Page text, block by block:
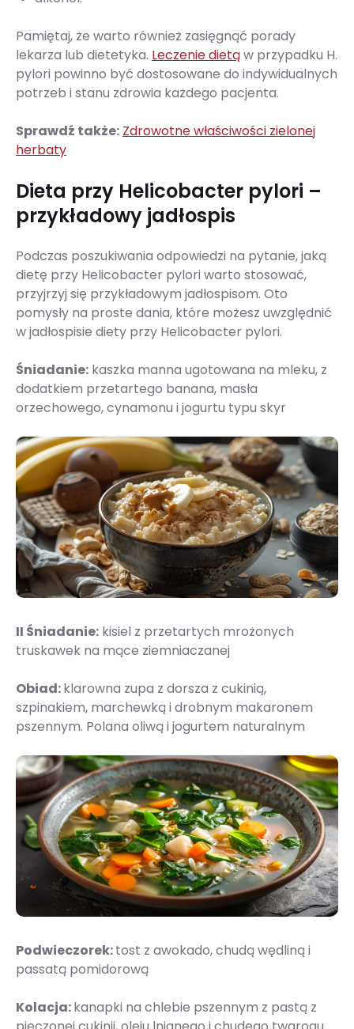
Pamiętaj, że warto również zasięgnąć porady
lekarza lub dietetyka. Leczenie dietąw przypadku H.
pylori powinno być dostosowane do indywidualnych
potrzeb i stanu zdrowia każdego pacjenta.
Sprawdź także: Zdrowotne właściwości zielonej
herbaty
Dieta przy Helicobacter pylori –
przykładowy jadłospis
Podczas poszukiwania odpowiedzi na pytanie, jaką
dietę przy Helicobacter pylori warto stosować,
przyjrzyj się przykładowym jadłospisom. Oto
pomysły na proste dania, które możesz uwzględnić
w jadłospisie diety przy Helicobacter pylori.
Śniadanie: kaszka manna ugotowana na mleku, z
dodatkiem przetartego banana, masła
orzechowego, cynamonu i jogurtu typu skyr
II Śniadanie: kisiel z przetartych mrożonych
truskawek na mące ziemniaczanej
Obiad:klarowna zupa z dorsza z cukinią,
szpinakiem, marchewką i drobnym makaronem
pszennym. Polana oliwą i jogurtem naturalnym
Podwieczorek:tost z awokado, chudą wędliną i
passatą pomidorową
Kolacja:kanapki na chlebie pszennym z pastą z